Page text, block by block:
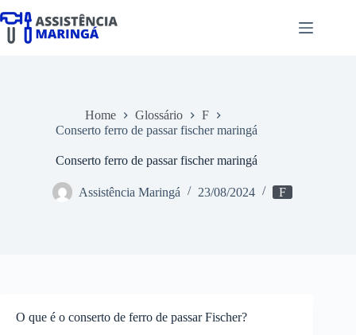
para
Home Glossário
F
Conserto ferro de passar fischer maringá
Conserto ferro de passar fischer maringá
Assistência Maringá 23/08/2024 F
O que é o conserto de ferro de passar Fischer?